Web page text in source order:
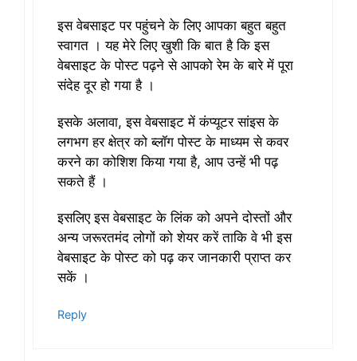
इस वेबसाइट पर पहुंचने के लिए आपका बहुत बहुत
स्वागत । यह मेरे लिए खुशी कि बात है कि इस
वेबसाइट के पोस्ट पढ़ने से आपको रेम के बारे में पूरा
संदेह दूर हो गया है ।
इसके अलावा, इस वेबसाइट में कंप्यूटर सांइस के
लगभग हर क्षेत्र को ब्लॉग पोस्ट के माध्यम से कवर
करने का कोशिश किया गया है, आप उन्हें भी पढ़
सकते हैं ।
इसलिए इस वेबसाइट के लिंक को अपने दोस्तों और
अन्य जरूरतमंद लोगों को शेयर करें ताकि वे भी इस
वेबसाइट के पोस्ट को पढ़ कर जानकारी प्राप्त कर
सकें ।
Reply